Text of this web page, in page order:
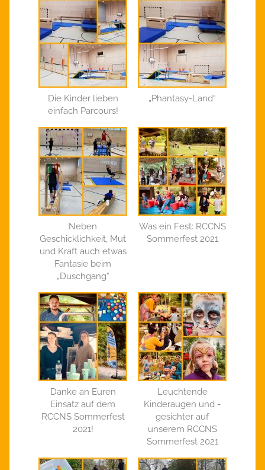
Die Kinder lieben
einfach Parcours!
„Phantasy-Land“
Neben
Geschicklichkeit, Mut
und Kraft auch etwas
Fantasie beim
„Duschgang“
Was ein Fest: RCCNS
Sommerfest 2021
Danke an Euren
Einsatz auf dem
RCCNS Sommerfest
2021!
Leuchtende
Kinderaugen und -
gesichter auf
unserem RCCNS
Sommerfest 2021